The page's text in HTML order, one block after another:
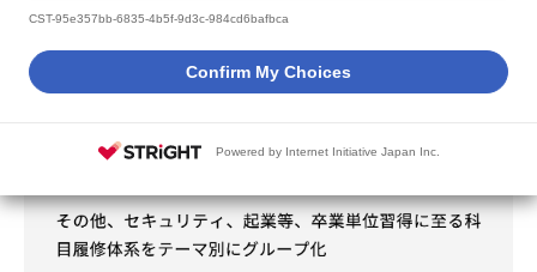
CST-95e357bb-6835-4b5f-9d3c-984cd6bafbca
Confirm My Choices
Powered by Internet Initiative Japan Inc.